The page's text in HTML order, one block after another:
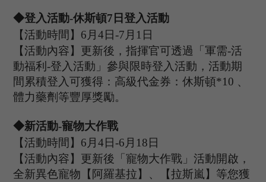
◆登入活動-休斯頓7 日登入活動
【活動時間】 6 月4 日-7 月 1 日
【活動內容】 更新後，指揮官可透過「軍需-活
動福利-登入活動 」 參與限時登入活動，活動期
間 累積登入可獲得：高級代金券：休斯頓*10 、
體力藥劑等豐厚獎勵。
◆新活動-寵物大作戰
【活動時間】 6 月4 日-6 月 1 8 日
【活動內容】更新後
「寵物大作戰」活動開啟，
全新異色寵物【阿羅基拉】、【拉斯嵐】等您獲